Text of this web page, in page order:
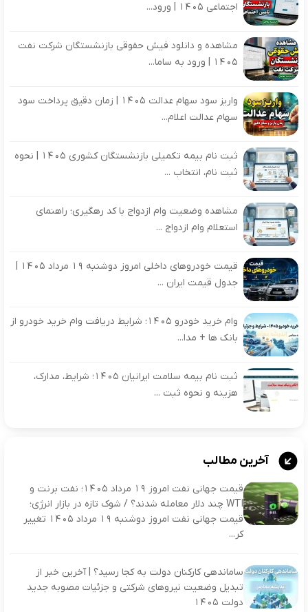
اجتماعی ۱۴۰۵ | ورود...
مشاهده و دانلود فیش حقوقی بازنشستگان شرکت نفت
۱۴۰۵ | ورود به ساما...
واریز سود سهام عدالت ۱۴۰۵ | زمان دقیق پرداخت سود
سهام عدالت اعلام...
ثبت نام بیمه تکمیلی بازنشستگان کشوری ۱۴۰۵ | نحوه
ثبت نام، انتخاب ...
مشاهده وضعیت وام ازدواج با کد رهگیری؛ راهنمای
استعلام وام ازدواج ...
قیمت خودروهای داخلی امروز دوشنبه ۱۹ مرداد ۱۴۰۵ |
جدول قیمت ایران ...
وام خرید خودرو ۱۴۰۵؛ شرایط دریافت وام خرید خودرو از
بانک ها + مدا...
ثبت نام بیمه سلامت ایرانیان ۱۴۰۵؛ شرایط، مدارک،
هزینه و نحوه ثبت ...
آخرین مطالب
قیمت جهانی نفت امروز ۱۹ مرداد ۱۴۰۵؛ نفت برنت و
WTI چند دلار معامله شدند؟ / شوک تازه در بازار انرژی؛
قیمت جهانی نفت امروز دوشنبه ۱۹ مرداد ۱۴۰۵ تغییر
کر...
ساماندهی کارکنان دولت به کجا رسید؟ | آخرین خبر از
تبدیل وضعیت نیروهای شرکتی و جزئیات مصوبه جدید
دولت ۱۴۰۵